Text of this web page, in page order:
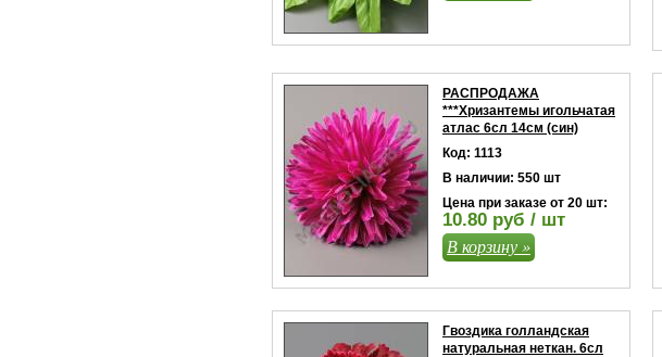
РАСПРОДАЖА
***Хризантемы игольчатая
атлас 6сл 14см (син)
Код: 1113
В наличии: 550 шт
Цена при заказе от 20 шт:
10.80 руб / шт
В корзину »
Гвоздика голландская
натуральная неткан. 6сл